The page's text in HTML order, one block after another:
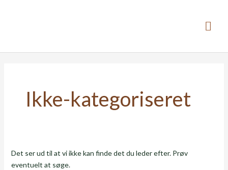
Ikke-kategoriseret
Det ser ud til at vi ikke kan finde det du leder efter. Prøv
eventuelt at søge.